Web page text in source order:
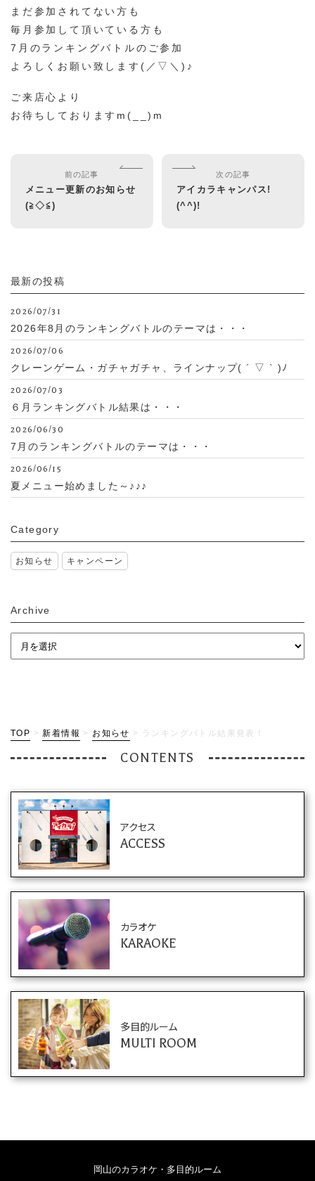
まだ参加されてない方も
毎月参加して頂いている方も
7月のランキングバトルのご参加
よろしくお願い致します(／▽＼)♪
ご来店心より
お待ちしておりますm(__)m
前の記事
メニュー更新のお知らせ
(≧◇≦)
次の記事
アイカラキャンパス!
(^^)!
最新の投稿
2026/07/31
2026年8月のランキングバトルのテーマは・・・
2026/07/06
クレーンゲーム・ガチャガチャ、ラインナップ( ´ ▽ ` )ﾉ
2026/07/03
６月ランキングバトル結果は・・・
2026/06/30
7月のランキングバトルのテーマは・・・
2026/06/15
夏メニュー始めました～♪♪♪
Category
お知らせ キャンペーン
Archive
TOP >新着情報 > お知らせ > ランキングバトル結果発表！
CONTENTS
アクセス
ACCESS
カラオケ
KARAOKE
多目的ルーム
MULTI ROOM
岡山のカラオケ・多目的ルーム